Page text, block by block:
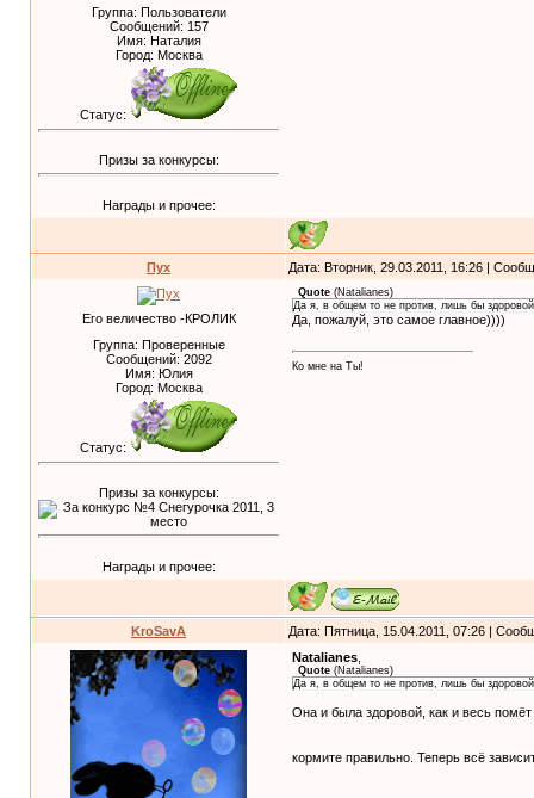
Группа: Пользователи
Сообщений: 157
Имя: Наталия
Город: Москва
Статус:
Призы за конкурсы:
Награды и прочее:
Пух Дата: Вторник, 29.03.2011, 16:26 |
Его величество -КРОЛИК
Группа: Проверенные
Сообщений: 2092
Имя: Юлия
Город: Москва
Статус:
Призы за конкурсы:
Награды и прочее:
Quote (Natalianes)
Да я, в общем то не против, лишь бы
Да, пожалуй, это самое главное))))
Ко мне на Ты!
KroSavA Дата: Пятница, 15.04.2011, 07:26 |
Natalianes
Quote (Natalianes)
Да я, в общем то не против, лишь бы
Она и была здоровой, как и весь
кормите правильно. Теперь всё